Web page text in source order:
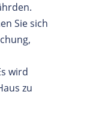
Sie sich
wird
zu